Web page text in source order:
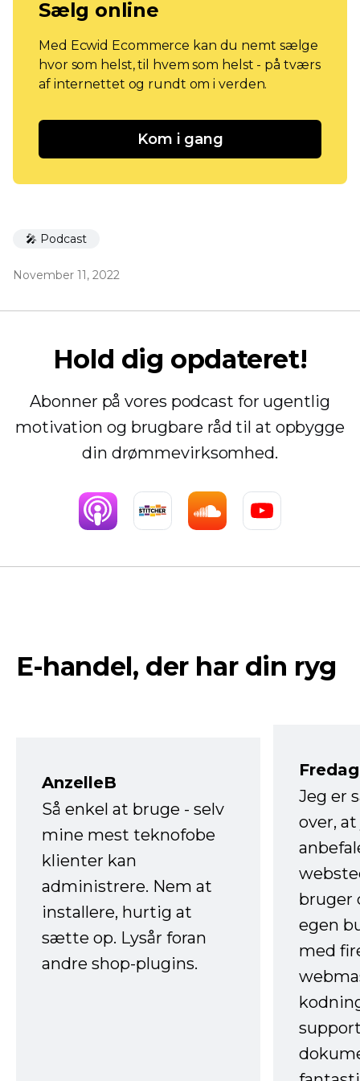
Sælg online
Med Ecwid Ecommerce kan du nemt sælge
hvor som helst, til hvem som helst - på tværs
af internettet og rundt om i verden.
Kom i gang
🎤 Podcast
November 11, 2022
Hold dig opdateret!
Abonner på vores podcast for ugentlig
motivation og brugbare råd til at opbygge
din drømmevirksomhed.
E-handel, der har din ryg
AnzelleB
Så enkel at bruge - selv
mine mest teknofobe
klienter kan
administrere. Nem at
installere, hurtig at
sætte op. Lysår foran
andre shop-plugins.
Jeg er
over,
bruger
egen
med